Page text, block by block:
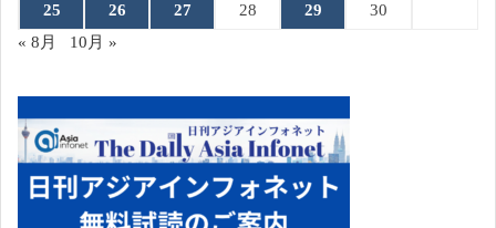
25 26 27 28 29
30
« 8月
10月 »